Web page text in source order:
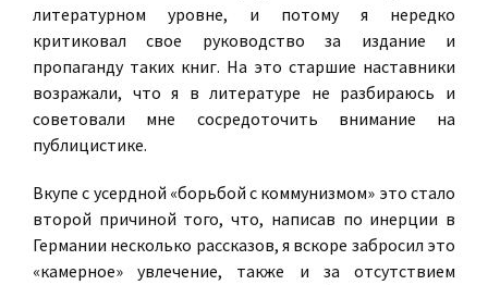
литературном уровне, и потому я нередко
критиковал свое руководство за издание и
пропаганду таких книг. На это старшие наставники
возражали, что я в литературе не разбираюсь и
советовали мне сосредоточить внимание на
публицистике.
Вкупе с усердной «борьбой с коммунизмом» это стало
второй причиной того, что, написав по инерции в
Германии несколько рассказов, я вскоре забросил это
«камерное» увлечение, также и за отсутствием